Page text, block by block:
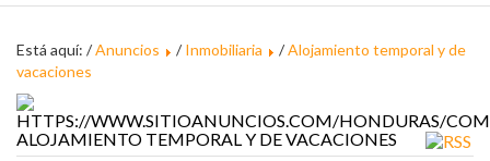
Está aquí: /Anuncios /Inmobiliaria /Alojamiento temporal y de
vacaciones
ALOJAMIENTO TEMPORAL Y DE VACACIONES